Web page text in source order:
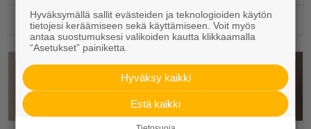
Toimituspisteet ja aukioloajat
Hyväksymällä sallit evästeiden ja teknologioiden käytön
tietojesi keräämiseen sekä käyttämiseen. Voit myös
antaa suostumuksesi valikoiden kautta klikkaamalla
“Asetukset” painiketta.
Hyväksy kaikki
Estä kaikki